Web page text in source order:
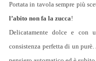
Portata in tavola sempre più
l’abito non fa la zucca!
Delicatamente dolce e con
consistenza perfetta di un